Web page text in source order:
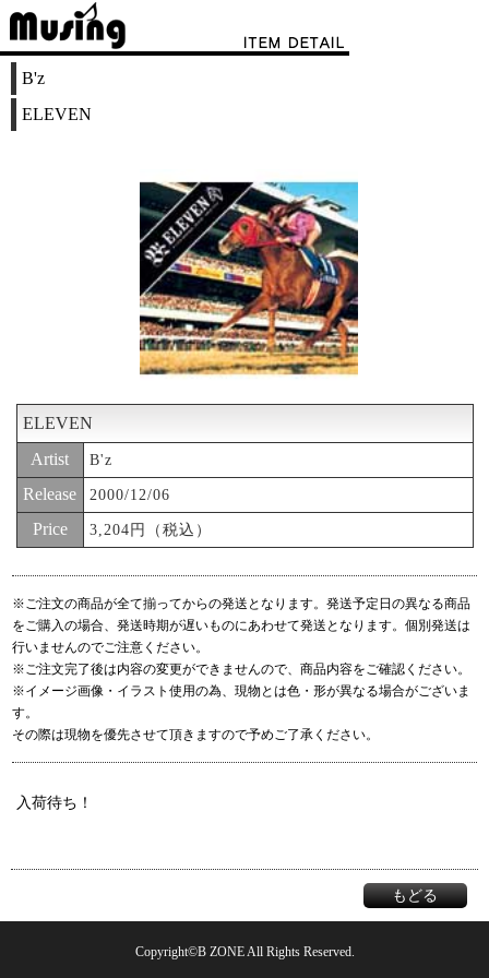
B'z
ELEVEN
ELEVEN
Artist
B'z
Release 2000/12/06
Price 3,204円（税込）
※ご注文の商品が全て揃ってからの発送となります。発送予定日の異なる商品
をご購入の場合、発送時期が遅いものにあわせて発送となります。個別発送は
行いませんのでご注意ください。
※ご注文完了後は内容の変更ができませんので、商品内容をご確認ください。
※イメージ画像・イラスト使用の為、現物とは色・形が異なる場合がございま
す。
その際は現物を優先させて頂きますので予めご了承ください。
入荷待ち！
もどる
Copyright©B ZONE All Rights Reserved.